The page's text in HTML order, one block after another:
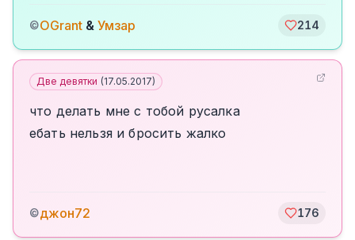
©OGrant & Умзар 214
Две девятки (17.05.2017)
что делать мне с тобой русалка
ебать нельзя и бросить жалко
©джон72 176